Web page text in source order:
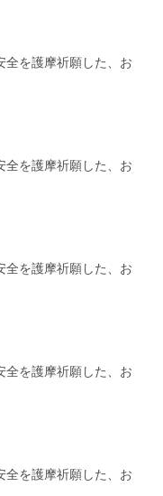
を護摩祈願した、お
を護摩祈願した、お
を護摩祈願した、お
を護摩祈願した、お
を護摩祈願した、お